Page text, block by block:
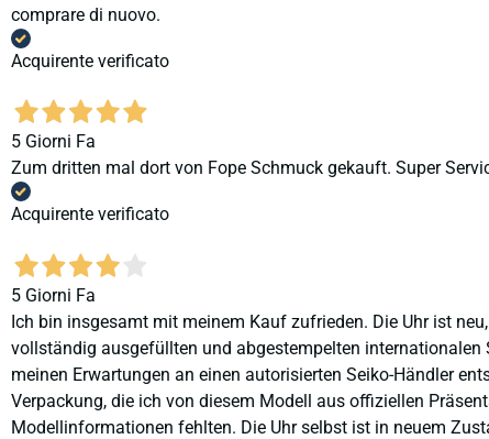
comprare di nuovo.
Acquirente verificato
5 Giorni Fa
Zum dritten mal dort von Fope Schmuck gekauft. Super
Acquirente verificato
5 Giorni Fa
Ich bin insgesamt mit meinem Kauf zufrieden. Die Uhr ist
vollständig ausgefüllten und abgestempelten internationalen
meinen Erwartungen an einen autorisierten Seiko-Händler
Verpackung, die ich von diesem Modell aus offiziellen
Modellinformationen fehlten. Die Uhr selbst ist in neuem